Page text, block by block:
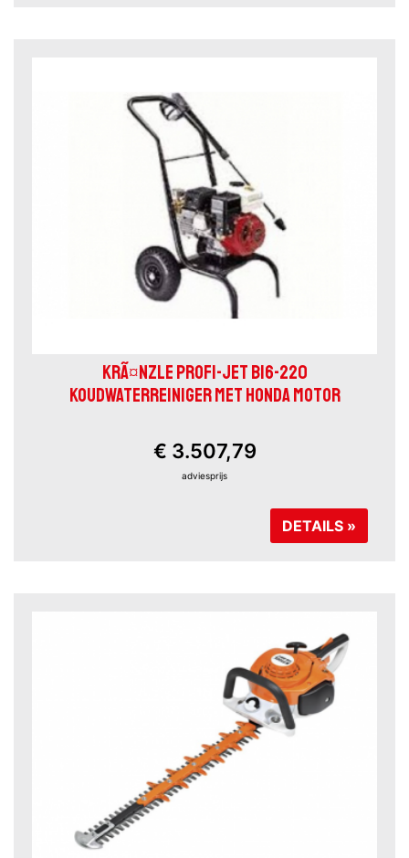
KRÃ¤NZLE PROFI-JET B16-220
KOUDWATERREINIGER MET HONDA MOTOR
€ 3.507,79
adviesprijs
DETAILS »